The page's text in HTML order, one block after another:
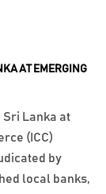
AT EMERGING
Sri Lanka at
(ICC)
by
local banks,